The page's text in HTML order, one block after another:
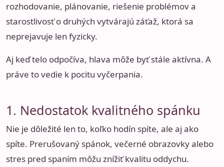
rozhodovanie, plánovanie, riešenie problémov a
starostlivosť o druhých vytvárajú záťaž, ktorá sa
neprejavuje len fyzicky.
Aj keď telo odpočíva, hlava môže byť stále aktívna. A
práve to vedie k pocitu vyčerpania.
1. Nedostatok kvalitného spánku
Nie je dôležité len to, koľko hodín spíte, ale aj ako
spíte. Prerušovaný spánok, večerné obrazovky alebo
stres pred spaním môžu znížiť kvalitu oddychu.